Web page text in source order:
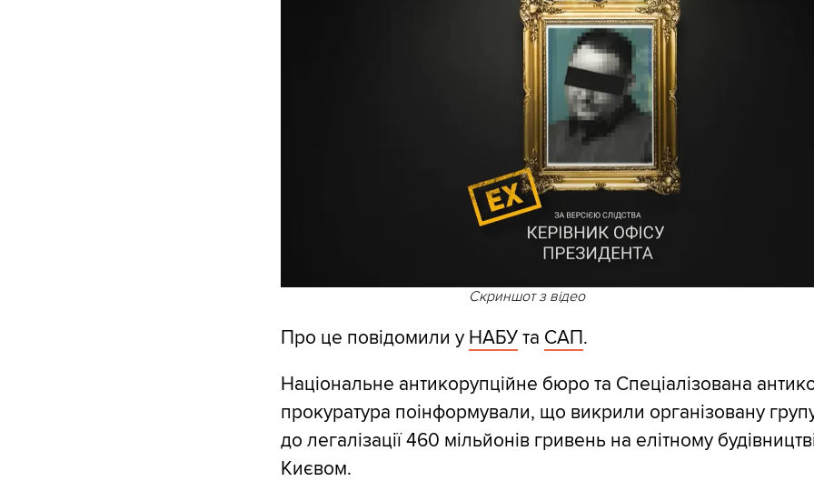
Скриншот з відео
Про це повідомили у НАБУта САП.
Національне антикорупційне бюро та Спеціалізована
прокуратура поінформували, що викрили організовану
до легалізації 460 мільйонів гривень на елітному
Києвом.